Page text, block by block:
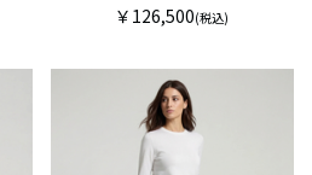
￥126,500(税込)